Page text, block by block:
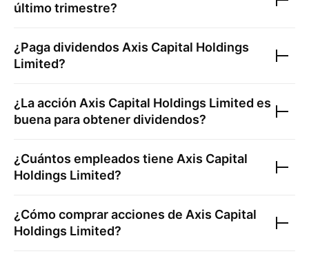
último trimestre?
¿Paga dividendos Axis Capital Holdings
Limited?
¿La acción Axis Capital Holdings Limited es
buena para obtener dividendos?
¿Cuántos empleados tiene Axis Capital
Holdings Limited?
¿Cómo comprar acciones de Axis Capital
Holdings Limited?